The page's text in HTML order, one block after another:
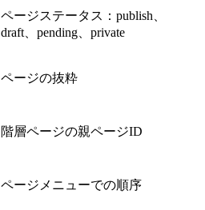
ページステータス：publish、
draft、pending、private
ページの抜粋
階層ページの親ページID
ページメニューでの順序